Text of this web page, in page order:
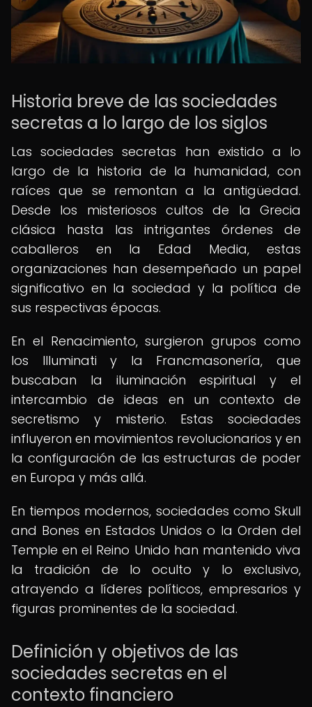
Historia breve de las sociedades
secretas a lo largo de los siglos
Las sociedades secretas han existido a lo
largo de la historia de la humanidad, con
raíces que se remontan a la antigüedad.
Desde los misteriosos cultos de la Grecia
clásica hasta las intrigantes órdenes de
caballeros en la Edad Media, estas
organizaciones han desempeñado un papel
significativo en la sociedad y la política de
sus respectivas épocas.
En el Renacimiento, surgieron grupos como
los Illuminati y la Francmasonería, que
buscaban la iluminación espiritual y el
intercambio de ideas en un contexto de
secretismo y misterio. Estas sociedades
influyeron en movimientos revolucionarios y en
la configuración de las estructuras de poder
en Europa y más allá.
En tiempos modernos, sociedades como Skull
and Bones en Estados Unidos o la Orden del
Temple en el Reino Unido han mantenido viva
la tradición de lo oculto y lo exclusivo,
atrayendo a líderes políticos, empresarios y
figuras prominentes de la sociedad.
Definición y objetivos de las
sociedades secretas en el
contexto financiero